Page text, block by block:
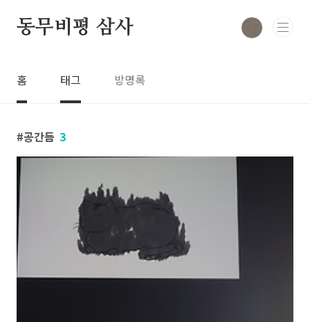
동무비평 삼사
홈 태그 방명록
공간듬 3